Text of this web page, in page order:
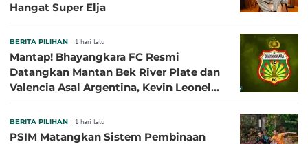
Hangat Super Elja
BERITA PILIHAN 1 hari lalu
Mantap! Bhayangkara FC Resmi
Datangkan Mantan Bek River Plate dan
Valencia Asal Argentina, Kevin Leonel
BERITA PILIHAN 1 hari lalu
PSIM Matangkan Sistem Pembinaan